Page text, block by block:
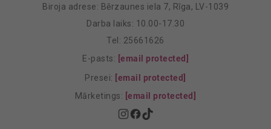
Biroja adrese: Bērzaunes iela 7, Rīga, LV-1039
Darba laiks: 10.00-17.30
Tel: 25661626
E-pasts: [email protected]
Presei: [email protected]
Mārketings: [email protected]